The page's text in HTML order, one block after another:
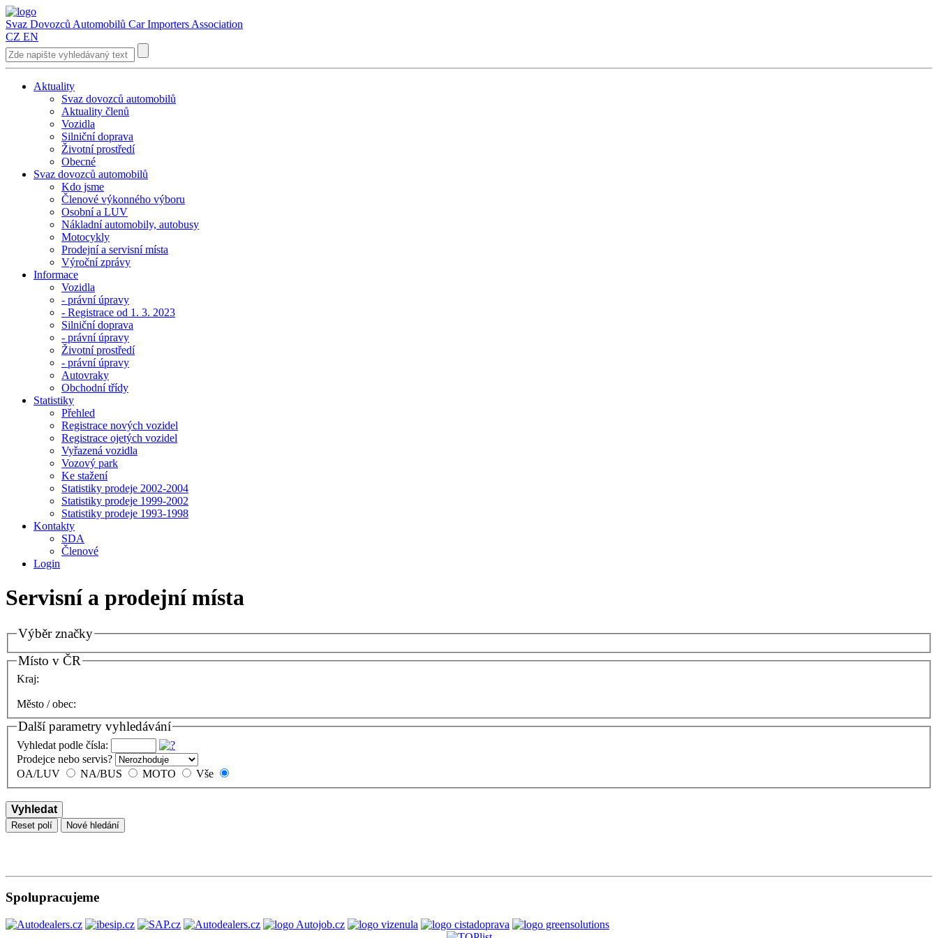
Svaz Dovozců Automobilů Car Importers Association
CZ EN
Aktuality
Svaz dovozců automobilů
Aktuality členů
Vozidla
Silniční doprava
Životní prostředí
Obecné
Svaz dovozců automobilů
Kdo jsme
Členové výkonného výboru
Osobní a LUV
Nákladní automobily, autobusy
Motocykly
Prodejní a servisní místa
Výroční zprávy
Informace
Vozidla
- právní úpravy
- Registrace od 1. 3. 2023
Silniční doprava
- právní úpravy
Životní prostředí
- právní úpravy
Autovraky
Obchodní třídy
Statistiky
Přehled
Registrace nových vozidel
Registrace ojetých vozidel
Vyřazená vozidla
Vozový park
Ke stažení
Statistiky prodeje 2002-2004
Statistiky prodeje 1999-2002
Statistiky prodeje 1993-1998
Kontakty
SDA
Členové
Login
Servisní a prodejní místa
Výběr značky
Místo v ČR
Kraj:
Město / obec:
Další parametry vyhledávání
Vyhledat podle čísla:
Prodejce nebo servis?
OA/LUV
NA/BUS MOTO Vše
Vyhledat
Reset polí Nové hledání
Spolupracujeme